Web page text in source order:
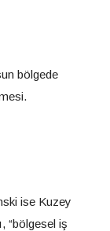
bölgede
ise Kuzey
“bölgesel iş